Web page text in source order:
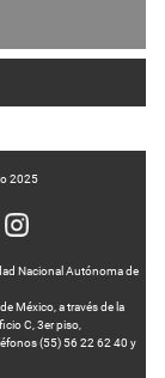
2025
Nacional Autónoma de
México, a través de la
C, 3er piso,
(55) 56 22 62 40 y